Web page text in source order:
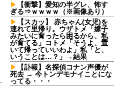
【衝撃】愛知の半グレ、怖す
ぎる⇒ｗｗｗｗ（※画像あり）
【スカッ】 赤ちゃん(女児)を
連れて里帰り。ウザトメ「嫁子
みたいに育ったら困るから、私
が育てる」コトメ「そうよ、置
いて帰っていいわよ」私「と、
いうことは…？」→結果
【訃報】名探偵コナン声優が
死去 → 今トンデモナイことにな
ってる・・・